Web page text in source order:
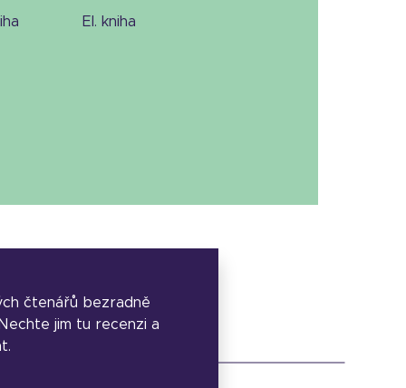
el. kniha
čtenářů bezradně
jim tu recenzi a